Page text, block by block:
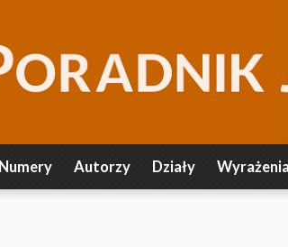
Numery Autorzy Działy